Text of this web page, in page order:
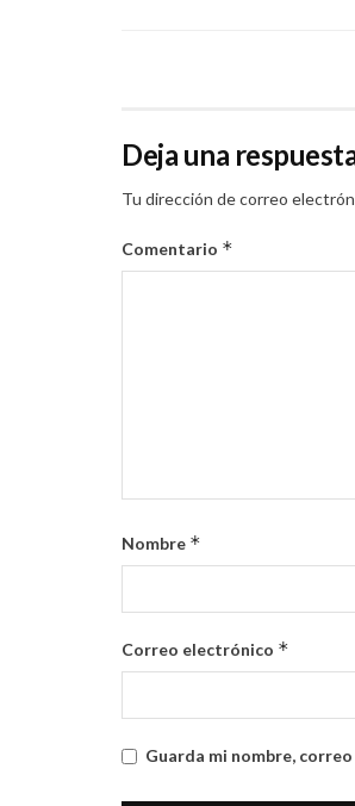
Deja una
Tu dirección de correo
Comentario *
Nombre *
Correo electrónico *
Guarda mi nombre,